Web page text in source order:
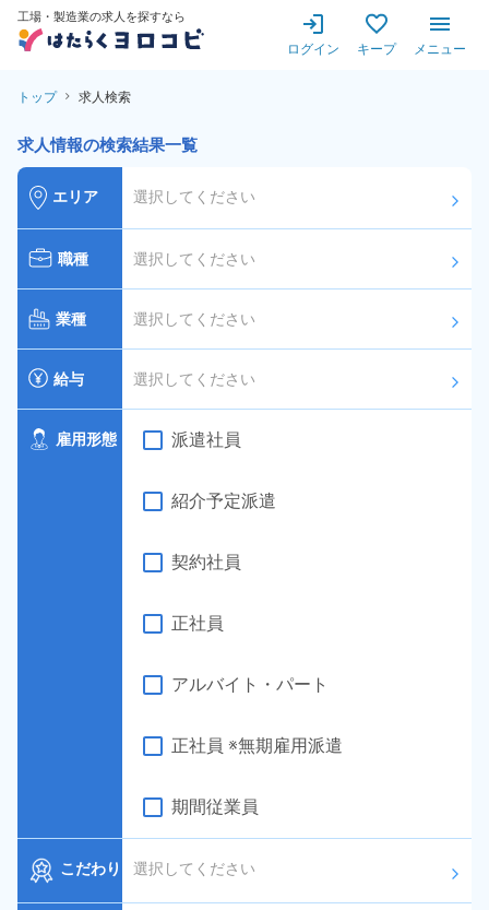
工場・製造業の求人を探すなら
ログイン キープ メニュー
トップ 求人検索
求人情報の検索結果一覧
エリア 選択してください arrow_forward_ios
職種 選択してください arrow_forward_ios
業種 選択してください arrow_forward_ios
給与 選択してください arrow_forward_ios
雇用形態 派遣社員
紹介予定派遣
契約社員
正社員
アルバイト・パート
正社員 ※無期雇用派遣
期間従業員
こだわり 選択してください arrow_forward_ios